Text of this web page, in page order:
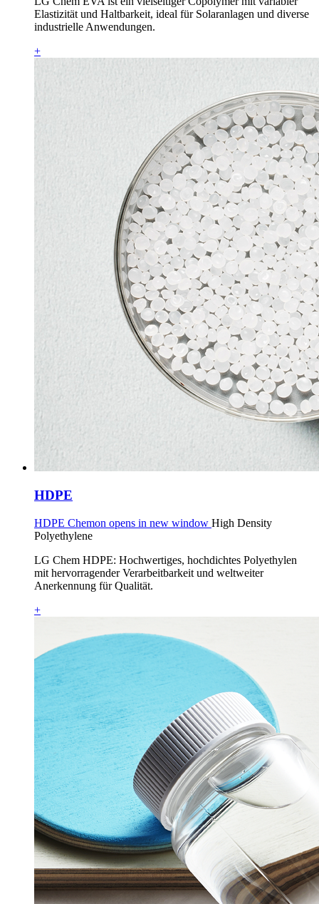
Elastizität und Haltbarkeit, ideal für Solaranlagen und diverse
industrielle Anwendungen.
+
HDPE
HDPE Chemon opens in new window High Density
Polyethylene
LG Chem HDPE: Hochwertiges, hochdichtes Polyethylen
mit hervorragender Verarbeitbarkeit und weltweiter
Anerkennung für Qualität.
+